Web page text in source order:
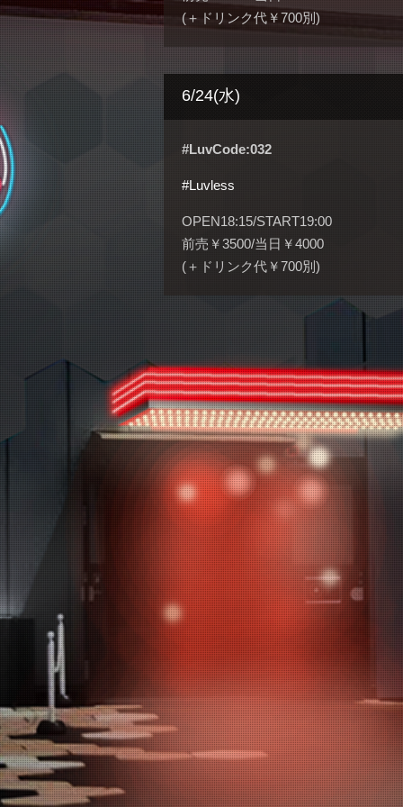
(＋ドリンク代￥700別)
6/24(水)
#LuvCode:032
#Luvless
OPEN18:15/START19:00
前売￥3500/当日￥4000
(＋ドリンク代￥700別)